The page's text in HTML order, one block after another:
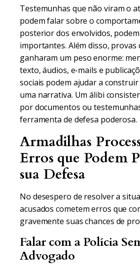
Testemunhas que não viram o
podem falar sobre o
posterior dos envolvidos,
importantes. Além disso, provas
ganharam um peso enorme:
texto, áudios, e-mails e
sociais podem ajudar a
uma narrativa. Um álibi
por documentos ou
ferramenta de defesa poderosa.
Armadilhas
Erros que Podem
sua Defesa
No desespero de resolver a
acusados cometem erros que
gravemente suas chances de
Falar com a Polícia
Advogado